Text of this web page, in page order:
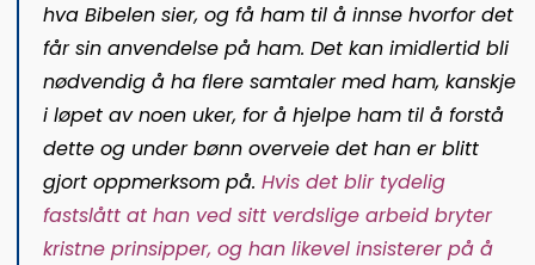
hva Bibelen sier, og få ham til å innse hvorfor det
får sin anvendelse på ham. Det kan imidlertid bli
nødvendig å ha flere samtaler med ham, kanskje
i løpet av noen uker, for å hjelpe ham til å forstå
dette og under bønn overveie det han er blitt
gjort oppmerksom på. Hvis det blir tydelig
fastslått at han ved sitt verdslige arbeid bryter
kristne prinsipper, og han likevel insisterer på å